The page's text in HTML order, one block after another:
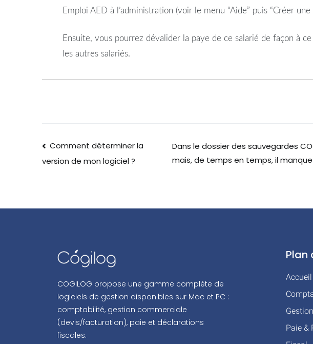
Emploi AED à l’administration (voir le menu “Aide” puis “Créer
Ensuite, vous pourrez dévalider la paye de ce salarié de façon à
les autres salariés.
Comment déterminer la
version de mon logiciel ?
Dans le dossier des sauvegardes
mais, de temps en temps, il manque
COGILOG propose une gamme complète de
logiciels de gestion disponibles sur Mac et PC :
comptabilité, gestion commerciale
(devis/facturation), paie et déclarations
fiscales.
Plan
Accueil
Gestion
Paie &